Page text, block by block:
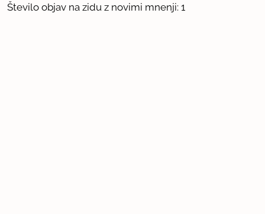
Število objav na zidu z novimi mnenji: 1